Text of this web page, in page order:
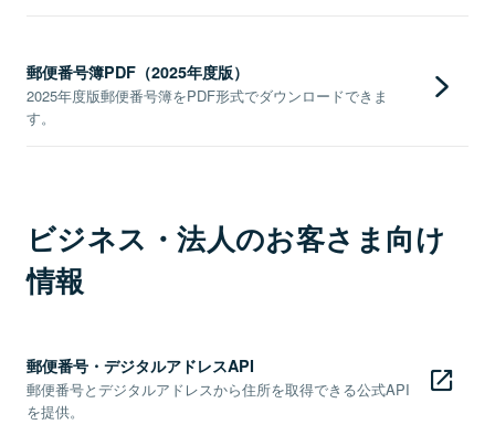
郵便番号簿PDF（2025年度版）
2025年度版郵便番号簿をPDF形式でダウンロードできま
す。
ビジネス・法人のお客さま向け
情報
郵便番号・デジタルアドレスAPI
郵便番号とデジタルアドレスから住所を取得できる公式API
を提供。